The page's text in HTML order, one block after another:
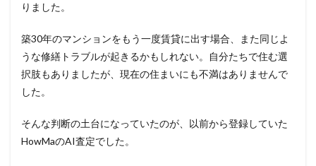
りました。
築30年のマンションをもう一度賃貸に出す場合、また同じよ
うな修繕トラブルが起きるかもしれない。自分たちで住む選
択肢もありましたが、現在の住まいにも不満はありませんで
した。
そんな判断の土台になっていたのが、以前から登録していた
HowMaのAI査定でした。